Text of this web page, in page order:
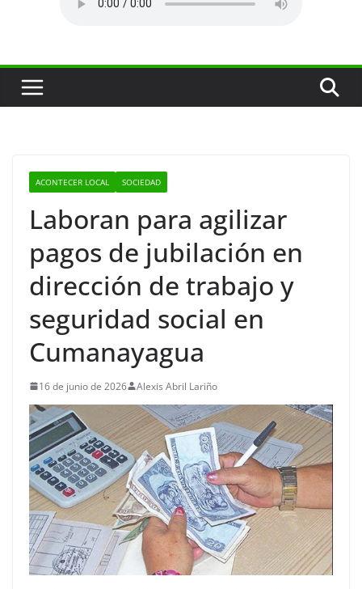
ACONTECER LOCAL SOCIEDAD
Laboran para agilizar
pagos de jubilación en
dirección de trabajo y
seguridad social en
Cumanayagua
16 de junio de 2026 Alexis Abril Lariño